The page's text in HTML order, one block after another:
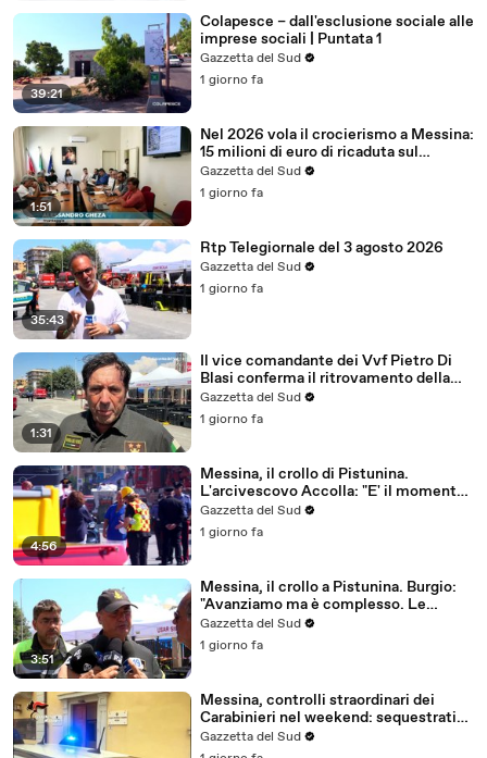
39:21
Colapesce – dall'esclusione sociale alle
imprese sociali | Puntata 1
Gazzetta del Sud
1 giorno fa
1:51
Nel 2026 vola il crocierismo a Messina:
15 milioni di euro di ricaduta sul
territorio
Gazzetta del Sud
1 giorno fa
35:43
Rtp Telegiornale del 3 agosto 2026
Gazzetta del Sud
1 giorno fa
1:31
Il vice comandante dei Vvf Pietro Di
Blasi conferma il ritrovamento della
quarta vittima
Gazzetta del Sud
1 giorno fa
4:56
Messina, il crollo di Pistunina.
L'arcivescovo Accolla: "E' il momento
del silenzio, non riesco a trovare una
ragione"
Gazzetta del Sud
1 giorno fa
3:51
Messina, il crollo a Pistunina. Burgio:
"Avanziamo ma è complesso. Le
nostre previsioni sono state deluse"
Gazzetta del Sud
1 giorno fa
Messina, controlli straordinari dei
Carabinieri nel weekend: sequestrati
chili di droga e armi, due arresti
Gazzetta del Sud